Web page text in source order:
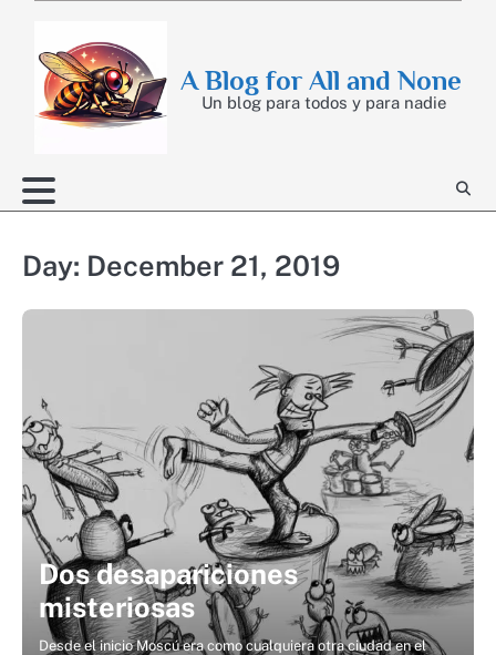
content
A Blog for All and None
Un blog para todos y para nadie
Day: December 21, 2019
Dos desapariciones
misteriosas
Desde el inicio Moscú era como cualquiera otra ciudad en el